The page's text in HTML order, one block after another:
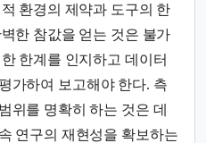
환경의 제약과 도구의 한
한 참값을 얻는 것은 불가
한계를 인지하고 데이터
가하여 보고해야 한다. 측
위를 명확히 하는 것은 데
연구의 재현성을 확보하는